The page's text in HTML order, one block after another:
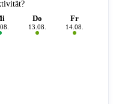
Do
13.08.
Fr
14.08.